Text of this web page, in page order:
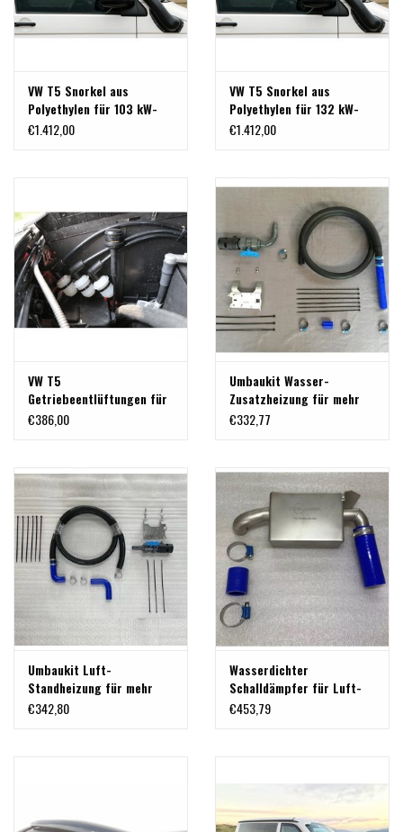
VW T5 Snorkel aus
Polyethylen für 103 kW-
Motor, Linkslenker
€1.412,00
VW T5 Snorkel aus
Polyethylen für 132 kW-
Motor, Linkslenker
€1.412,00
VW T5
Getriebeentlüftungen für
höhere Wattiefe
€386,00
Umbaukit Wasser-
Zusatzheizung für mehr
Wattiefe, passend für VW
€332,77
Umbaukit Luft-
Standheizung für mehr
Wattiefe, passend für VW
€342,80
Wasserdichter
Schalldämpfer für Luft-
Standheizung, passend
€453,79